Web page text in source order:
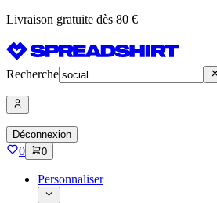
Livraison gratuite dès 80 €
Recherche
Déconnexion
0 0
Personnaliser